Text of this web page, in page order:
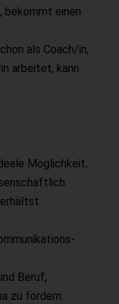
bekommt einen
als Coach/in,
arbeitet, kann
Möglichkeit,
Beruf,
zu fördern.